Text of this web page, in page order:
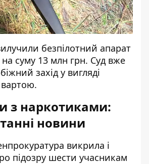
безпілотний апарат
суму 13 млн грн. Суд вже
захід у вигляді
з наркотиками:
новини
викрила і
підозру шести учасникам